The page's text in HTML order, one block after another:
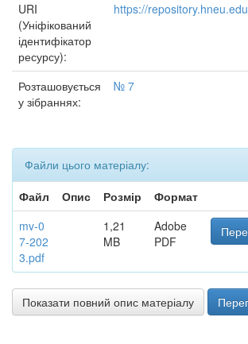
URI
(Уніфікований
ідентифікатор
ресурсу):
https://
Розташовується
у зібраннях:
№ 7
Файли цього матеріалу:
Файл
Опис Розмір
Формат
mv-0
7-202
3.pdf
1,21
MB
Adobe
PDF
Показати повний опис матеріалу